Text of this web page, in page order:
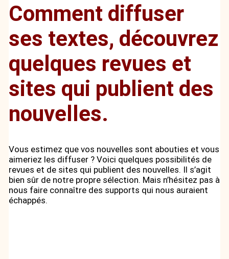
Comment diffuser
ses textes, découvrez
quelques revues et
sites qui publient des
nouvelles.
Vous estimez que vos nouvelles sont abouties et vous
aimeriez les diffuser ? Voici quelques possibilités de
revues et de sites qui publient des nouvelles. Il s’agit
bien sûr de notre propre sélection. Mais n’hésitez pas à
nous faire connaître des supports qui nous auraient
échappés.